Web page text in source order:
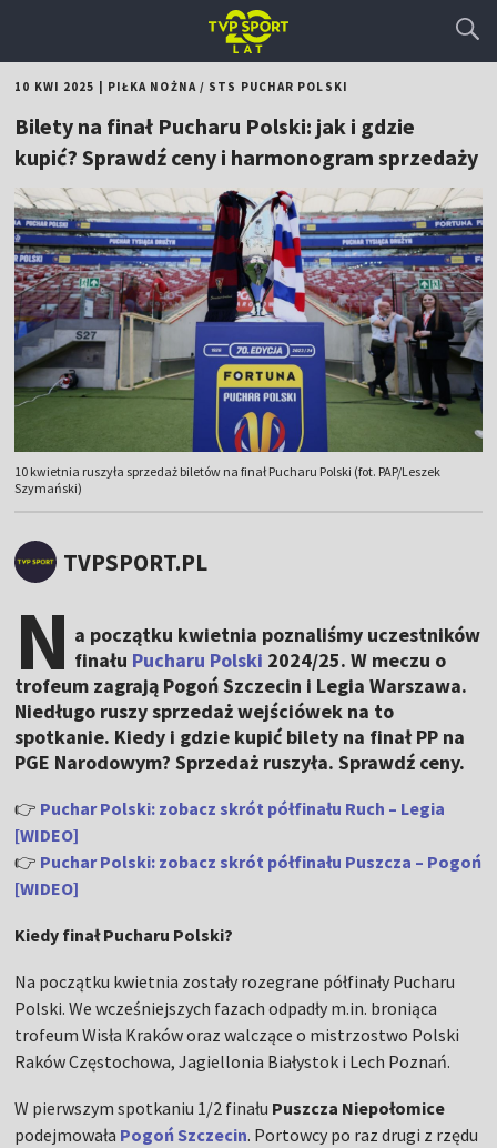
10 KWI 2025 PIŁKA NOŻNA/ STS PUCHAR POLSKI
Bilety na finał Pucharu Polski: jak i gdzie
kupić? Sprawdź ceny i harmonogram sprzedaży
10 kwietnia ruszyła sprzedaż biletów na finał Pucharu Polski (fot. PAP/Leszek
Szymański)
TVPSPORT.PL
N a początku kwietnia poznaliśmy uczestników
finału Pucharu Polski 2024/25. W meczu o
trofeum zagrają Pogoń Szczecin i Legia Warszawa.
Niedługo ruszy sprzedaż wejściówek na to
spotkanie. Kiedy i gdzie kupić bilety na finał PP na
PGE Narodowym? Sprzedaż ruszyła. Sprawdź ceny.
👉 Puchar Polski: zobacz skrót półfinału Ruch – Legia
[WIDEO]
👉 Puchar Polski: zobacz skrót półfinału Puszcza – Pogoń
[WIDEO]
Kiedy finał Pucharu Polski?
Na początku kwietnia zostały rozegrane półfinały Pucharu
Polski. We wcześniejszych fazach odpadły m.in. broniąca
trofeum Wisła Kraków oraz walczące o mistrzostwo Polski
Raków Częstochowa, Jagiellonia Białystok i Lech Poznań.
W pierwszym spotkaniu 1/2 finału Puszcza Niepołomice
podejmowała Pogoń Szczecin. Portowcy po raz drugi z rzędu